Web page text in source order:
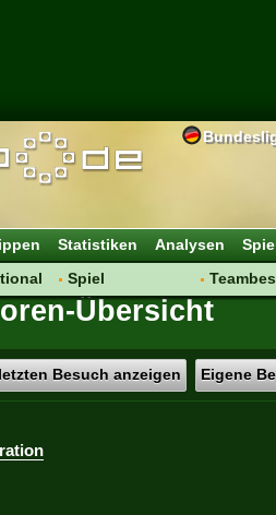
Statistiken Analysen
Spiel
Regeln & Tipps
Übersicht
Besuch anzeigen Eigene